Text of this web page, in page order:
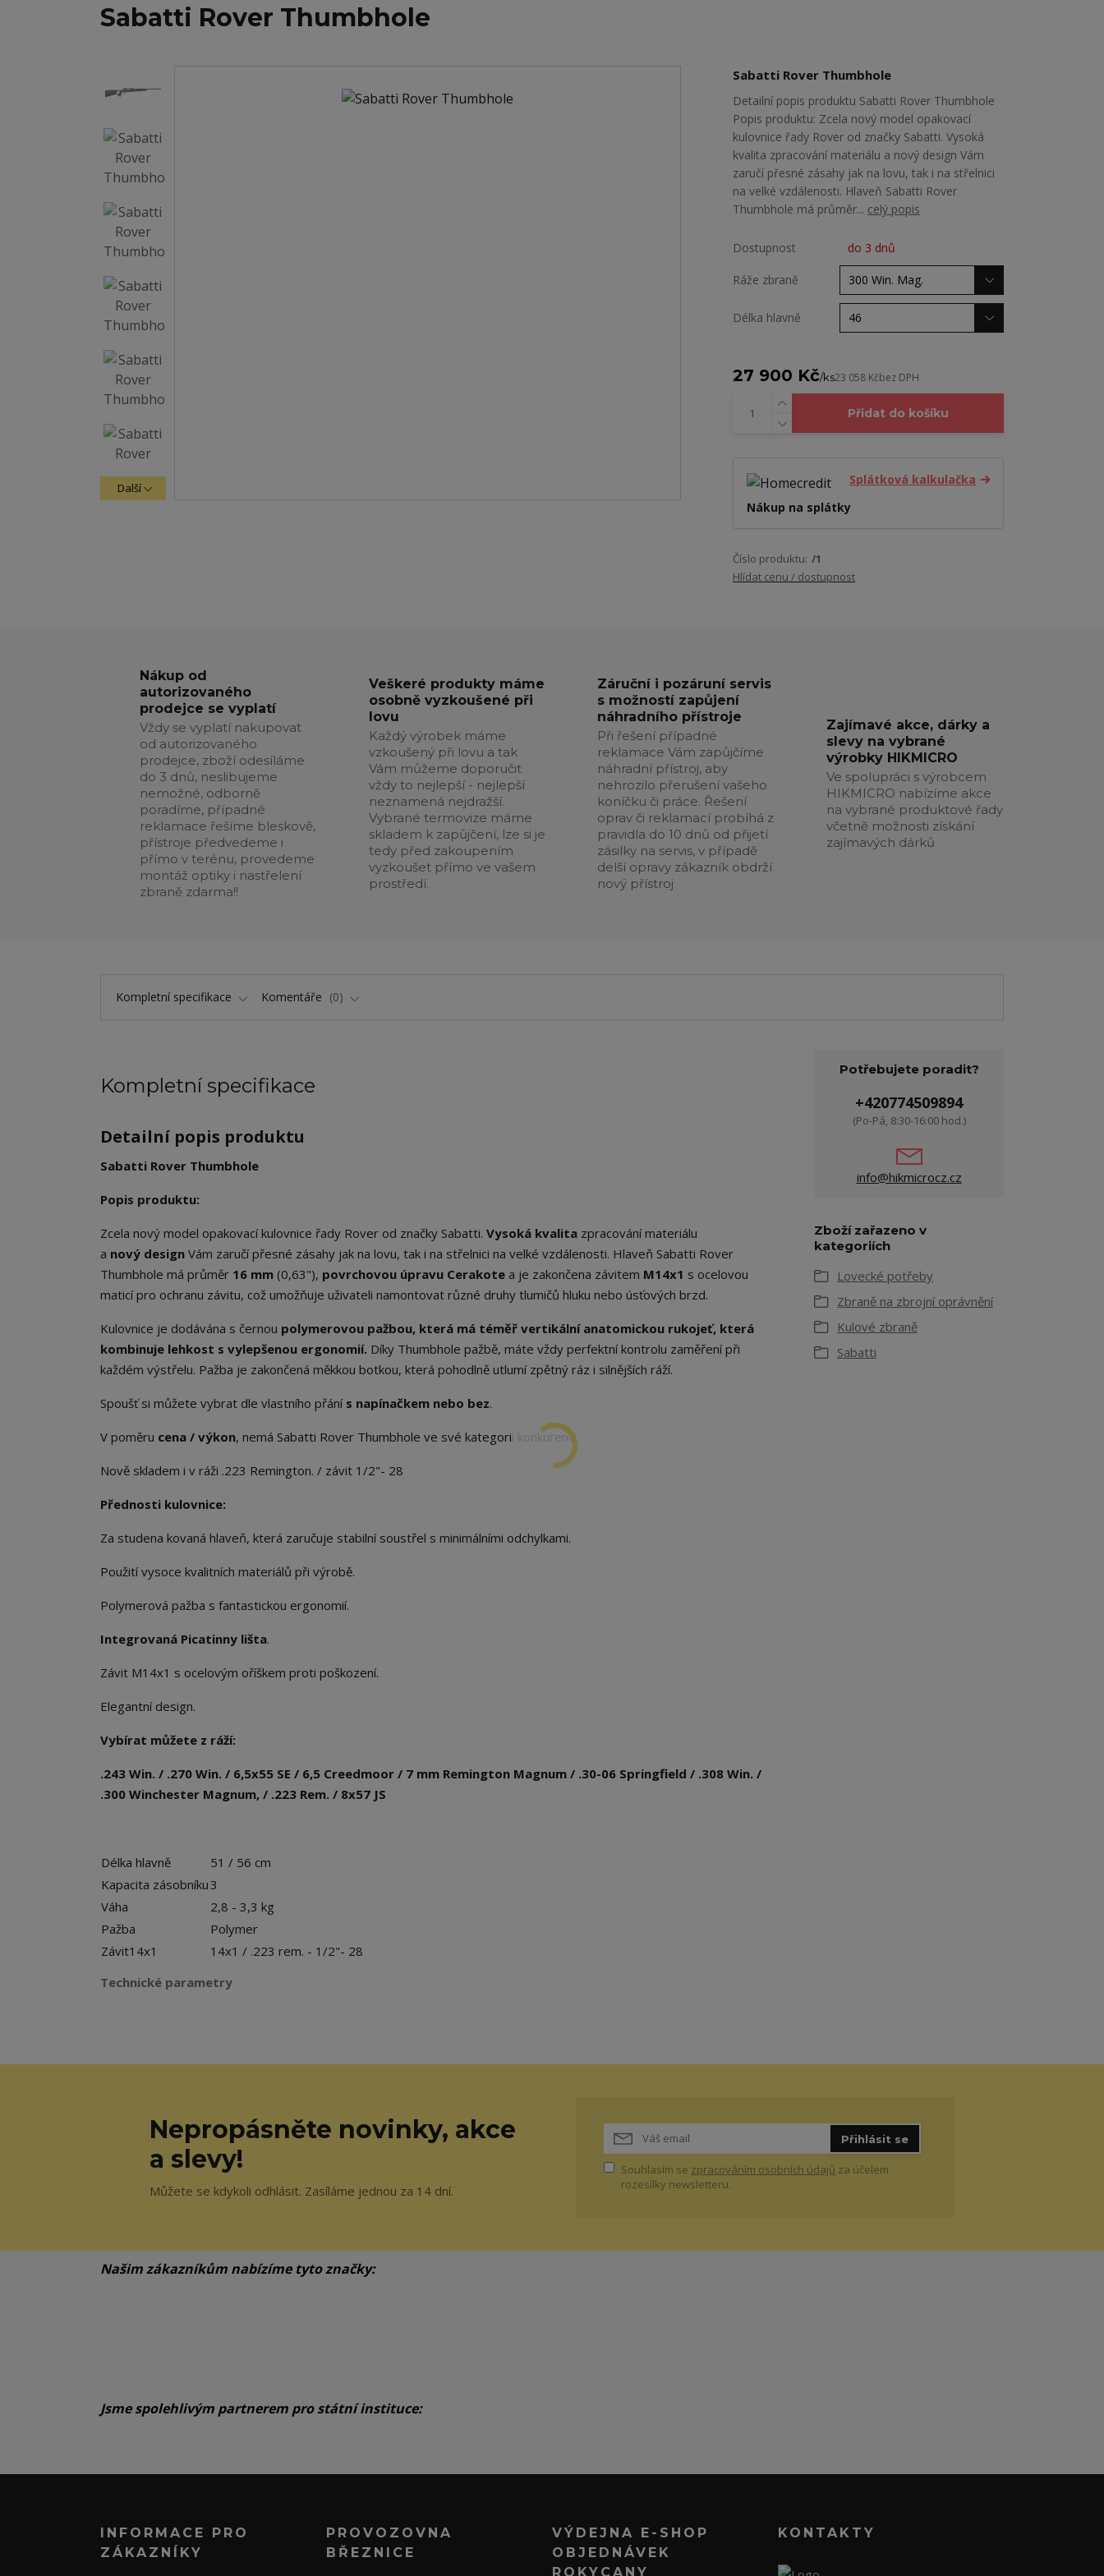
Sabatti Rover Thumbhole
Další
Sabatti Rover Thumbhole
Detailní popis produktu Sabatti Rover Thumbhole
Popis produktu: Zcela nový model opakovací
kulovnice řady Rover od značky Sabatti. Vysoká
kvalita zpracování materiálu a nový design Vám
zaručí přesné zásahy jak na lovu, tak i na střelnici
na velké vzdálenosti. Hlaveň Sabatti Rover
Thumbhole má průměr... celý popis
Dostupnost do 3 dnů
Ráže zbraně
Délka hlavně
27 900 Kč/ks23 058 Kčbez DPH
Přidat do košíku
Splátková kalkulačka
Nákup na splátky
Číslo produktu: /1
Hlídat cenu / dostupnost
Nákup od
autorizovaného
prodejce se vyplatí
Vždy se vyplatí nakupovat
od autorizovaného
prodejce, zboží odesíláme
do 3 dnů, neslibujeme
nemožné, odborně
poradíme, případné
reklamace řešíme bleskově,
přístroje předvedeme i
přímo v terénu, provedeme
montáž optiky i nastřelení
zbraně zdarma!!
Veškeré produkty máme
osobně vyzkoušené při
lovu
Každý výrobek máme
vzkoušený při lovu a tak
Vám můžeme doporučit
vždy to nejlepší - nejlepší
neznamená nejdražší.
Vybrané termovize máme
skladem k zapůjčení, lze si je
tedy před zakoupením
vyzkoušet přímo ve vašem
prostředí.
Záruční i pozáruní servis
s možností zapůjení
náhradního přístroje
Při řešení případné
reklamace Vám zapůjčíme
náhradní přístroj, aby
nehrozilo přerušení vašeho
koníčku či práce. Řešení
oprav či reklamací probíhá z
pravidla do 10 dnů od přijetí
zásilky na servis, v případě
delší opravy zákazník obdrží
nový přístroj
Zajímavé akce, dárky a
slevy na vybrané
výrobky HIKMICRO
Ve spolupráci s výrobcem
HIKMICRO nabízíme akce
na vybrané produktové řady
včetně možnosti získání
zajímavých dárků
Kompletní specifikace Komentáře 0
Kompletní specifikace
Detailní popis produktu
Sabatti Rover Thumbhole
Popis produktu:
Zcela nový model opakovací kulovnice řady Rover od značky Sabatti. Vysoká kvalita zpracování materiálu
a nový design Vám zaručí přesné zásahy jak na lovu, tak i na střelnici na velké vzdálenosti. Hlaveň Sabatti Rover
Thumbhole má průměr 16 mm (0,63"), povrchovou úpravu Cerakote a je zakončena závitem M14x1 s ocelovou
maticí pro ochranu závitu, což umožňuje uživateli namontovat různé druhy tlumičů hluku nebo úsťových brzd.
Kulovnice je dodávána s černou polymerovou pažbou, která má téměř vertikální anatomickou rukojeť, která
kombinuje lehkost s vylepšenou ergonomií. Díky Thumbhole pažbě, máte vždy perfektní kontrolu zaměření při
každém výstřelu. Pažba je zakončená měkkou botkou, která pohodlně utlumí zpětný ráz i silnějších ráží.
Spoušť si můžete vybrat dle vlastního přání s napínačkem nebo bez.
V poměru cena / výkon, nemá Sabatti Rover Thumbhole ve své kategorii konkurenci.
Nově skladem i v ráži .223 Remington. / závit 1/2"- 28
Přednosti kulovnice:
Za studena kovaná hlaveň, která zaručuje stabilní soustřel s minimálními odchylkami.
Použití vysoce kvalitních materiálů při výrobě.
Polymerová pažba s fantastickou ergonomií.
Integrovaná Picatinny lišta.
Závit M14x1 s ocelovým oříškem proti poškození.
Elegantní design.
Vybírat můžete z ráží:
.243 Win. / .270 Win. / 6,5x55 SE / 6,5 Creedmoor / 7 mm Remington Magnum / .30-06 Springfield / .308 Win. /
.300 Winchester Magnum, / .223 Rem. / 8x57 JS
Technické parametry
Délka hlavně
51 / 56 cm
Kapacita zásobníku3
Váha
2,8 - 3,3 kg
Pažba
Polymer
Závit14x1
14x1 / .223 rem. - 1/2"- 28
Potřebujete poradit?
+420774509894
(Po-Pá, 8:30-16:00 hod.)
info@hikmicrocz.cz
Zboží zařazeno v
kategoriích
Lovecké potřeby
Zbraně na zbrojní oprávnění
Kulové zbraně
Sabatti
Nepropásněte novinky, akce
a slevy!
Můžete se kdykoli odhlásit. Zasíláme jednou za 14 dní.
Přihlásit se
Souhlasím se zpracováním osobních údajů za účelem
rozesílky newsletteru.
Našim zákazníkům nabízíme tyto značky:
Jsme spolehlivým partnerem pro státní instituce:
INFORMACE PRO
ZÁKAZNÍKY
PROVOZOVNA
BŘEZNICE
VÝDEJNA E-SHOP
OBJEDNÁVEK
ROKYCANY
KONTAKTY